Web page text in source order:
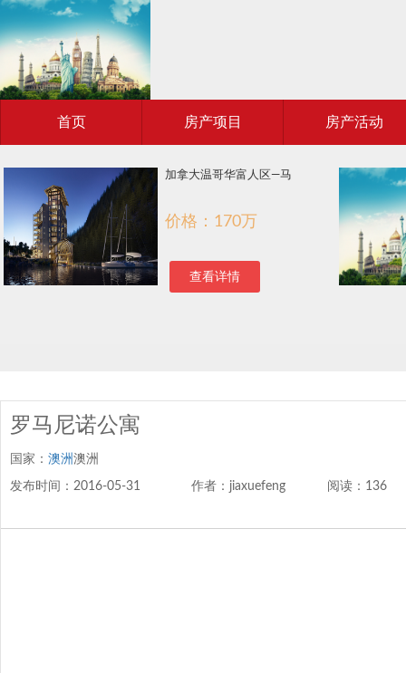
首页 房产项目 房产活动
加拿大温哥华富人区—马
价格：170万
查看详情
罗马尼诺公寓
国家： 澳洲澳洲
发布时间：2016-05-31 作者：jiaxuefeng 阅读：136